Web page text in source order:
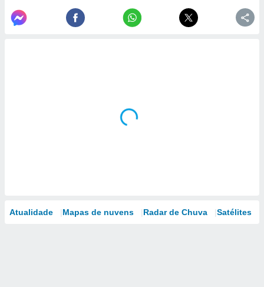
Atualidade Mapas de nuvens Radar de Chuva Satélites